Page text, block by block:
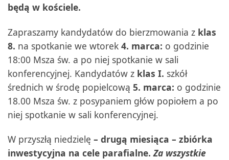
będą w kościele.
Zapraszamy kandydatów do bierzmowania z klas
8. na spotkanie we wtorek 4. marca: o godzinie
18:00 Msza św. a po niej spotkanie w sali
konferencyjnej. Kandydatów z klas I. szkół
średnich w środę popielcową 5. marca: o godzinie
18.00 Msza św. z posypaniem głów popiołem a po
niej spotkanie w sali konferencyjnej.
W przyszłą niedzielę – drugą miesiąca – zbiórka
inwestycyjna na cele parafialne. Za wszystkie